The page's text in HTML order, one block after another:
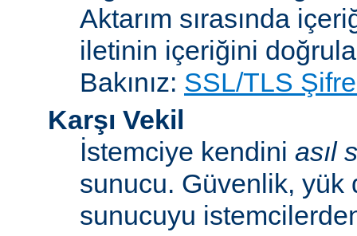
Aktarım sırasında
iletinin içeriğini
Bakınız: SSL/TLS
Karşı Vekil
İstemciye kendini asıl
sunucu. Güvenlik, yük
sunucuyu